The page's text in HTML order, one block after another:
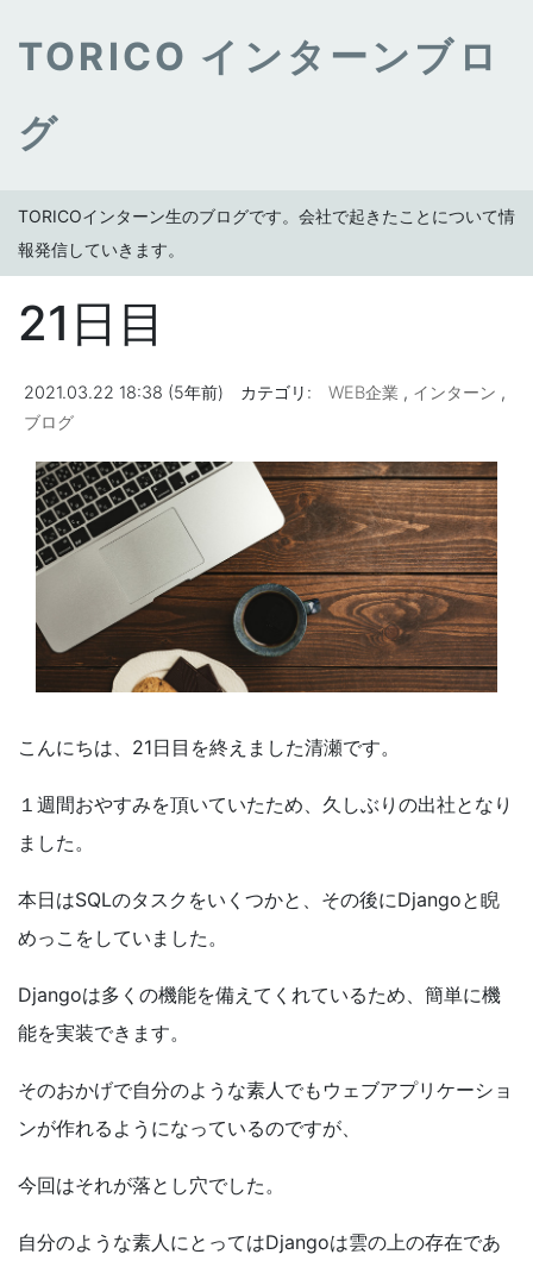
TORICO インターンブロ
グ
TORICOインターン生のブログです。会社で起きたことについて情
報発信していきます。
21日目
2021.03.22 18:38 (5年前) カテゴリ: WEB企業 , インターン ,
ブログ
こんにちは、21日目を終えました清瀬です。
１週間おやすみを頂いていたため、久しぶりの出社となり
ました。
本日はSQLのタスクをいくつかと、その後にDjangoと睨
めっこをしていました。
Djangoは多くの機能を備えてくれているため、簡単に機
能を実装できます。
そのおかげで自分のような素人でもウェブアプリケーショ
ンが作れるようになっているのですが、
今回はそれが落とし穴でした。
自分のような素人にとってはDjangoは雲の上の存在であ